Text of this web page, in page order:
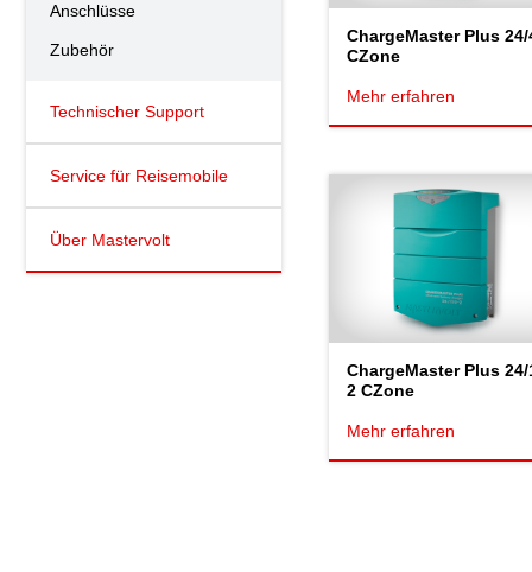
Anschlüsse
Zubehör
Technischer Support
Service für Reisemobile
Über Mastervolt
ChargeMaster Plus 24/
CZone
Mehr erfahren
ChargeMaster Plus 24/
2 CZone
Mehr erfahren